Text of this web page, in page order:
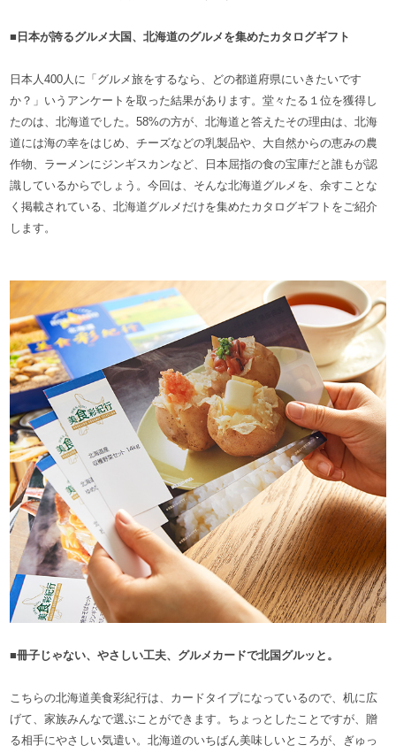
■日本が誇るグルメ大国、北海道のグルメを集めたカタログギフト
日本人400人に「グルメ旅をするなら、どの都道府県にいきたいです
か？」いうアンケートを取った結果があります。堂々たる１位を獲得し
たのは、北海道でした。58%の方が、北海道と答えたその理由は、北海
道には海の幸をはじめ、チーズなどの乳製品や、大自然からの恵みの農
作物、ラーメンにジンギスカンなど、日本屈指の食の宝庫だと誰もが認
識しているからでしょう。今回は、そんな北海道グルメを、余すことな
く掲載されている、北海道グルメだけを集めたカタログギフトをご紹介
します。
■冊子じゃない、やさしい工夫、グルメカードで北国グルッと。
こちらの北海道美食彩紀行は、カードタイプになっているので、机に広
げて、家族みんなで選ぶことができます。ちょっとしたことですが、贈
る相手にやさしい気遣い。北海道のいちばん美味しいところが、ぎゅっ